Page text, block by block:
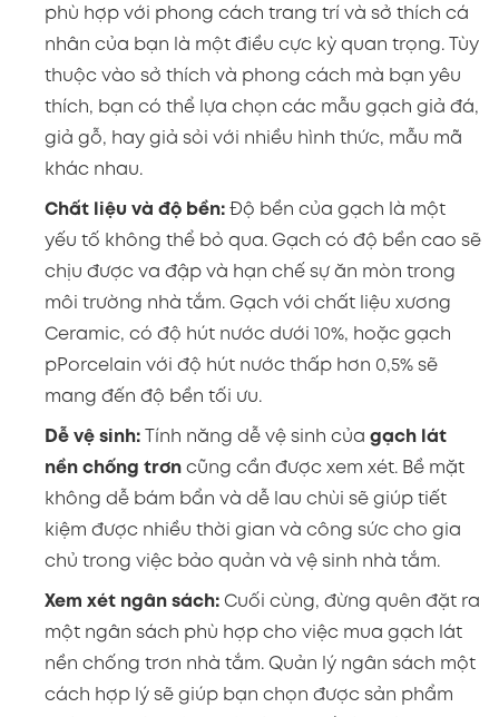
phù hợp với phong cách trang trí và sở thích cá
nhân của bạn là một điều cực kỳ quan trọng. Tùy
thuộc vào sở thích và phong cách mà bạn yêu
thích, bạn có thể lựa chọn các mẫu gạch giả đá,
giả gỗ, hay giả sỏi với nhiều hình thức, mẫu mã
khác nhau.
Chất liệu và độ bền: Độ bền của gạch là một
yếu tố không thể bỏ qua. Gạch có độ bền cao sẽ
chịu được va đập và hạn chế sự ăn mòn trong
môi trường nhà tắm. Gạch với chất liệu xương
Ceramic, có độ hút nước dưới 10%, hoặc gạch
pPorcelain với độ hút nước thấp hơn 0,5% sẽ
mang đến độ bền tối ưu.
Dễ vệ sinh: Tính năng dễ vệ sinh của gạch lát
nền chống trơn cũng cần được xem xét. Bề mặt
không dễ bám bẩn và dễ lau chùi sẽ giúp tiết
kiệm được nhiều thời gian và công sức cho gia
chủ trong việc bảo quản và vệ sinh nhà tắm.
Xem xét ngân sách: Cuối cùng, đừng quên đặt ra
một ngân sách phù hợp cho việc mua gạch lát
nền chống trơn nhà tắm. Quản lý ngân sách một
cách hợp lý sẽ giúp bạn chọn được sản phẩm